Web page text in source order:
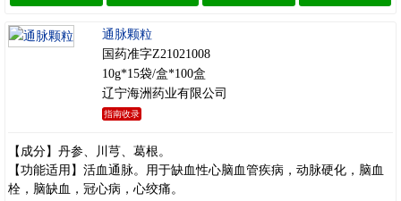
通脉颗粒
国药准字Z21021008
10g*15袋/盒*100盒
辽宁海洲药业有限公司
指南收录
【成分】丹参、川芎、葛根。
【功能适用】活血通脉。用于缺血性心脑血管疾病，动脉硬化，脑血
栓，脑缺血，冠心病，心绞痛。